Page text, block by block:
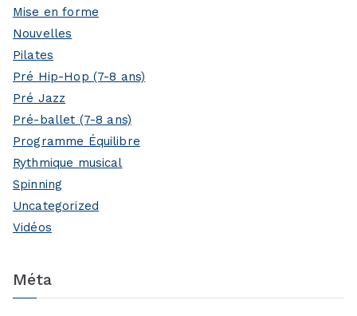
Mise en forme
Nouvelles
Pilates
Pré Hip-Hop (7-8 ans)
Pré Jazz
Pré-ballet (7-8 ans)
Programme Équilibre
Rythmique musical
Spinning
Uncategorized
Vidéos
Méta